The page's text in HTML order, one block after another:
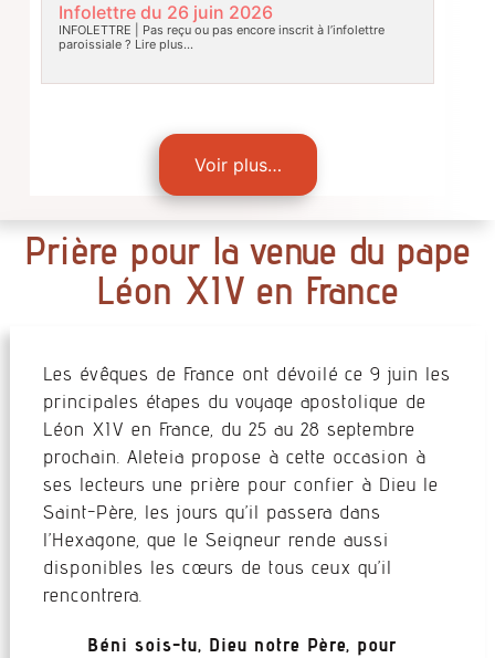
Infolettre du 26 juin 2026
INFOLETTRE | Pas reçu ou pas encore inscrit à l’infolettre
paroissiale ? Lire plus…
Voir plus…
Prière pour la venue du pape
Léon XIV en France
Les évêques de France ont dévoilé ce 9 juin les
principales étapes du voyage apostolique de
Léon XIV en France, du 25 au 28 septembre
prochain. Aleteia propose à cette occasion à
ses lecteurs une prière pour confier à Dieu le
Saint-Père, les jours qu’il passera dans
l’Hexagone, que le Seigneur rende aussi
disponibles les cœurs de tous ceux qu’il
rencontrera.
Béni sois-tu, Dieu notre Père, pour